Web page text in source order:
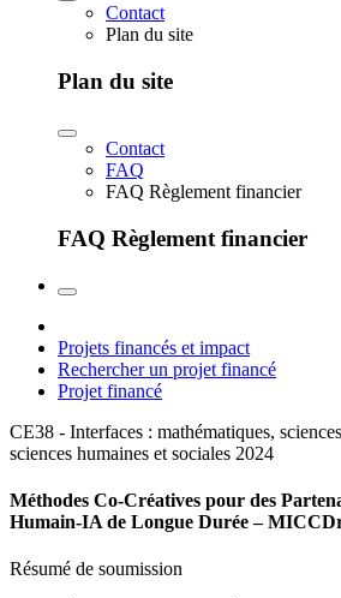
Contact
Plan du site
Plan du site
Contact
FAQ
FAQ Règlement financier
FAQ Règlement financier
Projets financés et impact
Rechercher un projet financé
Projet financé
CE38 - Interfaces : mathématiques,
sciences humaines et sociales 2024
Méthodes Co-Créatives pour des
Humain-IA de Longue Durée –
Résumé de soumission